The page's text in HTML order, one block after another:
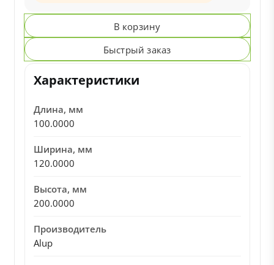
В корзину
Быстрый заказ
Характеристики
Длина, мм
100.0000
Ширина, мм
120.0000
Высота, мм
200.0000
Производитель
Alup